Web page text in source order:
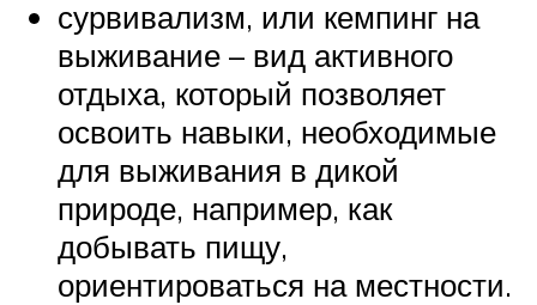
сурвивализм, или кемпинг на
выживание – вид активного
отдыха, который позволяет
освоить навыки, необходимые
для выживания в дикой
природе, например, как
добывать пищу,
ориентироваться на местности.